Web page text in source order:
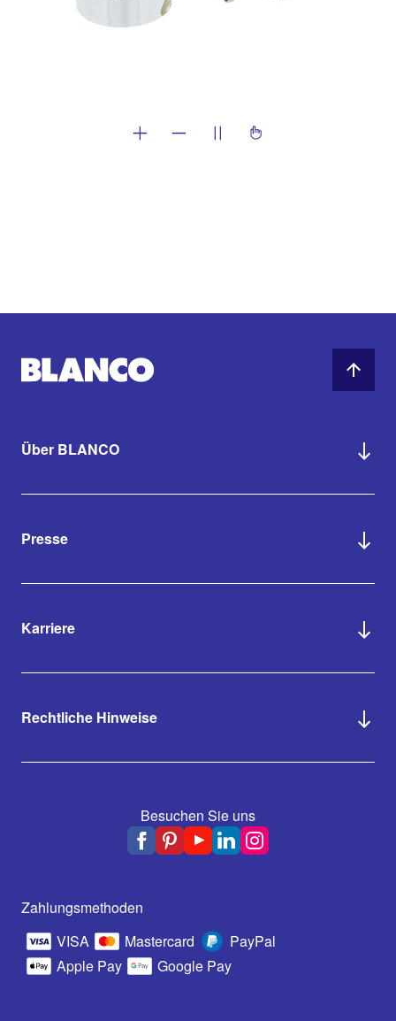
Über BLANCO
Presse
Karriere
Rechtliche Hinweise
Besuchen Sie uns
Zahlungsmethoden
VISA
Mastercard
PayPal
Apple Pay
Google Pay